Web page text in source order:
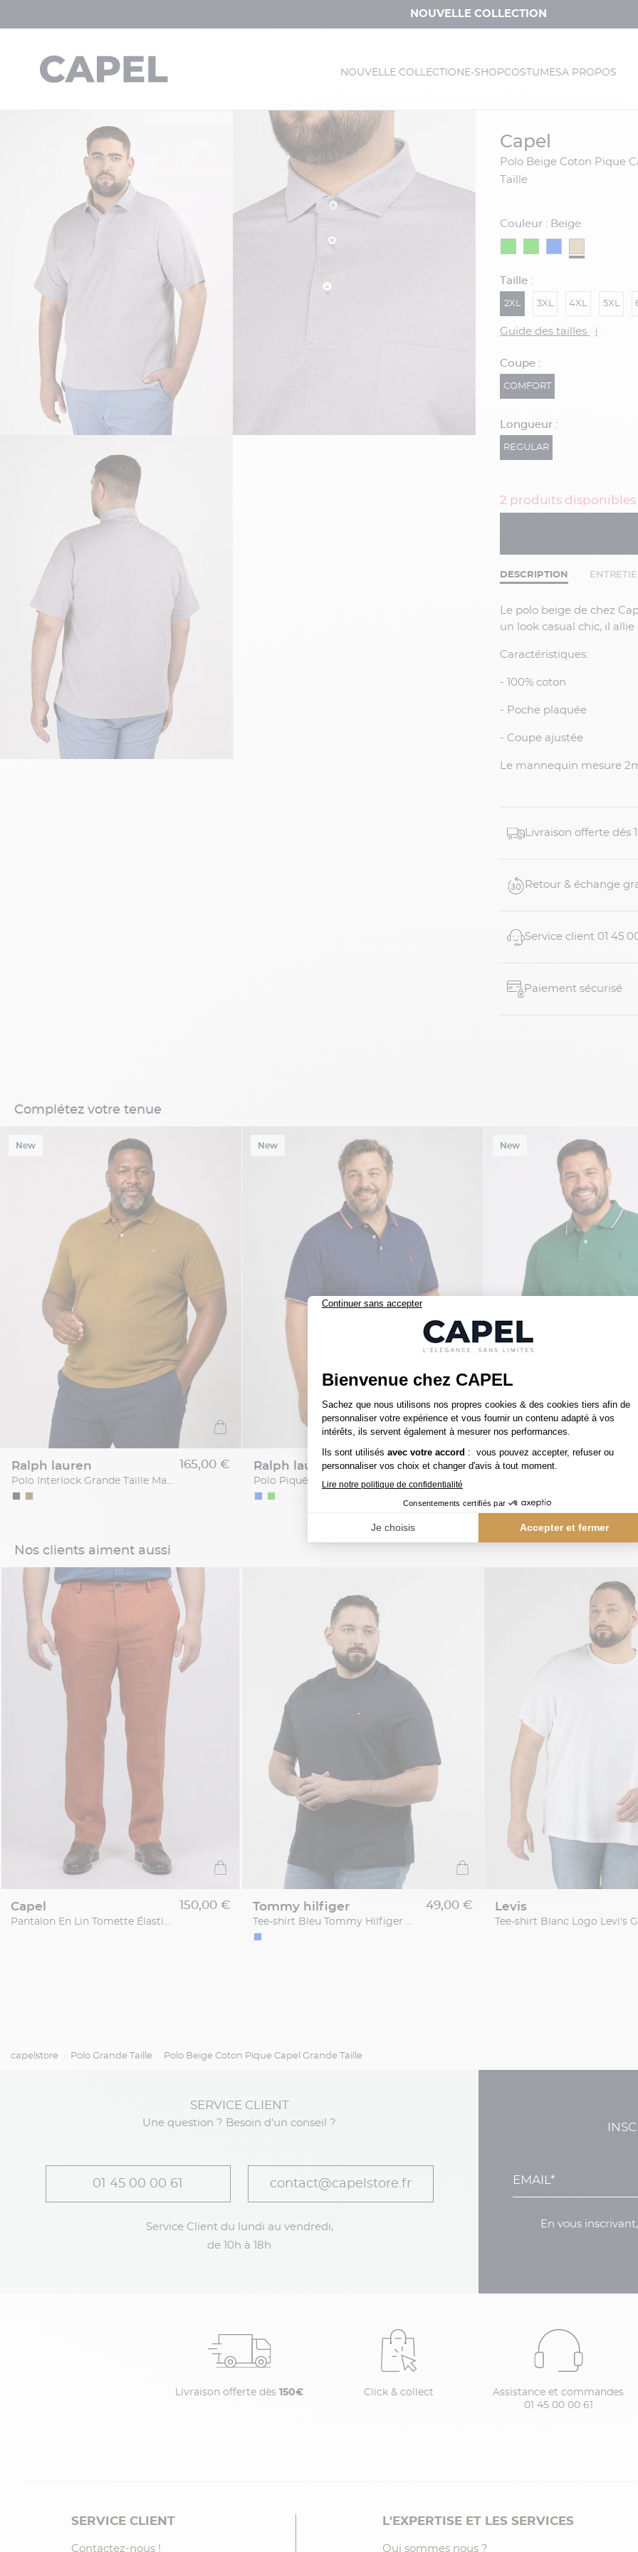
NOUVELLE COLLECTION
NOUVELLE COLLECTION E-SHOPCOSTUMESA PROPOS
capel
Polo Beige Coton Pique Capel Grande
Taille
Couleur : Beige
Taille :
2XL 3XL 4XL 5XL
Guide des tailles i
Coupe :
COMFORT
Longueur :
REGULAR
2 produits disponibles
DESCRIPTION
Le polo beige de chez Capel 100% coton offre confort et élégance, il est idéal pour
un look casual chic, il
Caractéristiques:
- 100% coton
- Poche plaquée
- Coupe ajustée
Le mannequin mesure
Livraison offerte dés
Retour & échange
Service client 01 45
Paiement sécurisé
Complétez votre tenue
New
ralph lauren
Polo Interlock Grande Taille Marron Café
165,00 €
New
ralph lauren
Polo Piqué Liserés Contrastés Grande Taille Marine
155,00 €
New
ralph lauren
Nos clients aiment aussi
capel
Pantalon En Lin Tomette Élastique Capel Grande Taille
150,00 € tommy hilfiger
Tee-shirt Bleu Tommy Hilfiger Grande Taille
49,00 € levis
capelstore Polo Grande Taille Polo Beige Coton Pique Capel Grande Taille
SERVICE CLIENT
Une question ? Besoin d'un conseil ?
01 45 00 00 61 contact@capelstore.fr
Service Client du lundi au vendredi,
de 10h à 18h
En vous
Livraison offerte dès 150€ Click & collect
Assistance et commandes
01 45 00 00 61
SERVICE CLIENT
Contactez-nous !
L'EXPERTISE ET LES SERVICES
Qui sommes nous ?